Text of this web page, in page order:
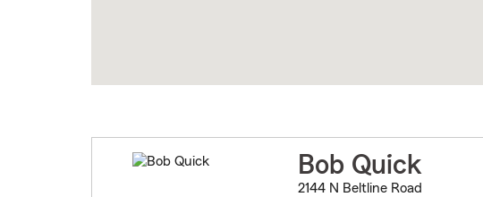
Bob Quick
2144 N Beltline Road